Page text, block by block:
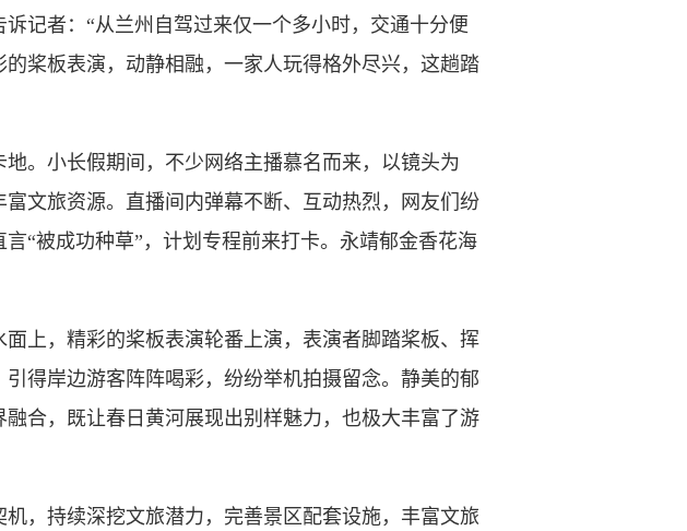
记者：“从兰州自驾过来仅一个多小时，交通十分便
桨板表演，动静相融，一家人玩得格外尽兴，这趟踏
。小长假期间，不少网络主播慕名而来，以镜头为
文旅资源。直播间内弹幕不断、互动热烈，网友们纷
“被成功种草”，计划专程前来打卡。永靖郁金香花海
，精彩的桨板表演轮番上演，表演者脚踏桨板、挥
得岸边游客阵阵喝彩，纷纷举机拍摄留念。静美的郁
合，既让春日黄河展现出别样魅力，也极大丰富了游
持续深挖文旅潜力，完善景区配套设施，丰富文旅